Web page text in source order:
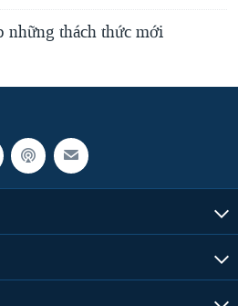
những thách thức mới